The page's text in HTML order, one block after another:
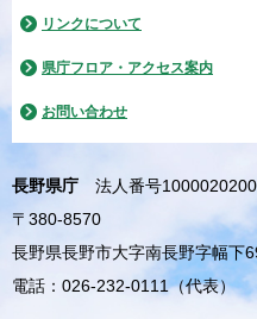
リンクについて
県庁フロア・アクセス案内
お問い合わせ
長野県庁
法人番号
〒380-8570
長野県長野市大字南長野字幅下
電話：026-232-0111（代表）